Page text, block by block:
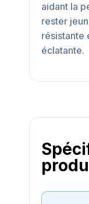
aidant la
rester
résistante
éclatante.